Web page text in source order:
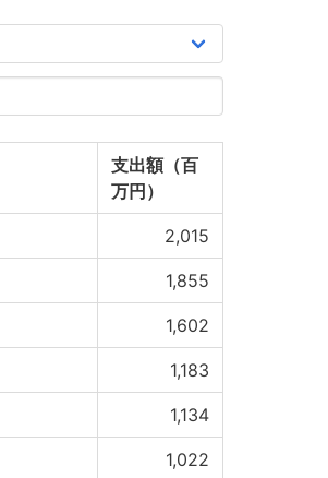
支出額（百
万円）
2,015
1,855
1,602
1,183
1,134
1,022